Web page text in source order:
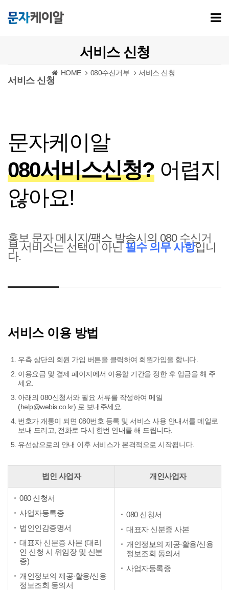
서비스 신청
HOME 080수신거부 서비스 신청
서비스 신청
문자케이알
080서비스신청? 어렵지
않아요!
홍보 문자 메시지/팩스 발송시의 080 수신거
부 서비스는 선택이 아닌필수 의무 사항입니
다.
서비스 이용 방법
우측 상단의 회원 가입 버튼을 클릭하여 회원가입을 합니다.
이용요금 및 결제 페이지에서 이용할 기간을 정한 후 입금을 해 주
세요.
아래의 080신청서와 필요 서류를 작성하여 메일
(help@webis.co.kr) 로 보내주세요.
번호가 개통이 되면 080번호 등록 및 서비스 사용 안내서를 메일로
보내 드리고, 전화로 다시 한번 안내를 해 드립니다.
유선상으로의 안내 이후 서비스가 본격적으로 시작됩니다.
법인 사업자 개인사업자
080 신청서
사업자등록증
법인인감증명서
대표자 신분증 사본 (대리
인 신청 시 위임장 및 신분
증)
개인정보의 제공∙활용/신용
정보조회 동의서
080 신청서
대표자 신분증 사본
개인정보의 제공∙활용/신용
정보조회 동의서
사업자등록증